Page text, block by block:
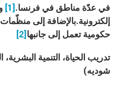
في عدّة مناطق في فرنسا. [1]
إلكترونية.بالإضافة إلى
حكومية تعمل إلى جانبها [2]
تدريب الحياة، التنمية
شوديه)